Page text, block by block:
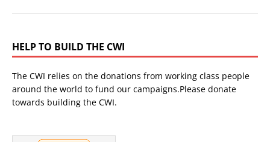
HELP TO BUILD THE CWI
The CWI relies on the donations from working class people
around the world to fund our campaigns.Please donate
towards building the CWI.